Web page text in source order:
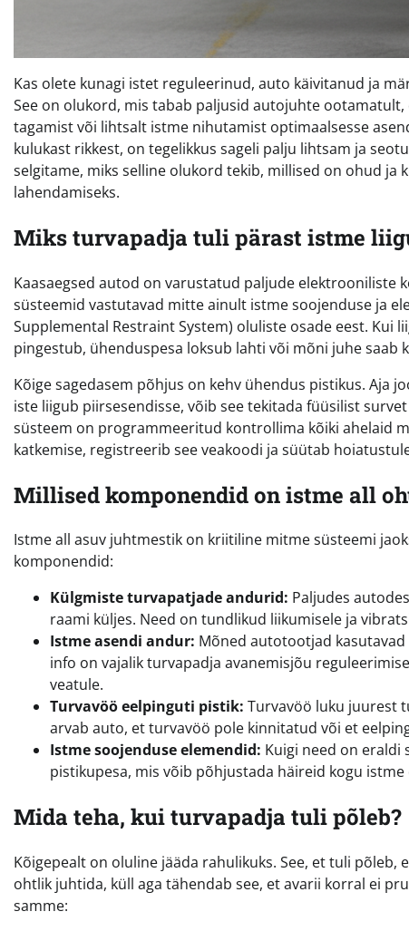
Kas olete kunagi istet reguleerinud, auto käivitanud ja
See on olukord, mis tabab paljusid autojuhte
tagamist või lihtsalt istme nihutamist optimaalsesse
kulukast rikkest, on tegelikkus sageli palju lihtsam ja
selgitame, miks selline olukord tekib, millised on ohud ja
lahendamiseks.
Miks turvapadja tuli pärast istme
Kaasaegsed autod on varustatud paljude elektrooniliste
süsteemid vastutavad mitte ainult istme soojenduse ja
Supplemental Restraint System) oluliste osade eest.
pingestub, ühenduspesa loksub lahti või mõni juhe saab
Kõige sagedasem põhjus on kehv ühendus pistikus. Aja
iste liigub piirsesendisse, võib see tekitada füüsilist
süsteem on programmeeritud kontrollima kõiki ahelaid
katkemise, registreerib see veakoodi ja süütab
Millised komponendid on istme all
Istme all asuv juhtmestik on kriitiline mitme süsteemi
komponendid:
Külgmiste turvapatjade andurid: Paljudes
raami küljes. Need on tundlikud liikumisele ja
Istme asendi andur: Mõned autotootjad
info on vajalik turvapadja avanemisjõu
veatule.
Turvavöö eelpinguti pistik: Turvavöö luku juurest
arvab auto, et turvavöö pole kinnitatud või et
Istme soojenduse elemendid: Kuigi need on eraldi
pistikupesa, mis võib põhjustada häireid kogu
Mida teha, kui turvapadja tuli põleb?
Kõigepealt on oluline jääda rahulikuks. See, et tuli
ohtlik juhtida, küll aga tähendab see, et avarii korral ei
samme: